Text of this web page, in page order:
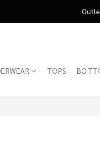
FATHER'S
TOPS